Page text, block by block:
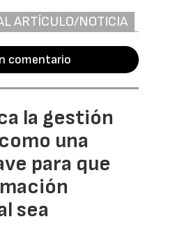
ARTÍCULO/NOTICIA
comentario
la gestión
una
para que
sea